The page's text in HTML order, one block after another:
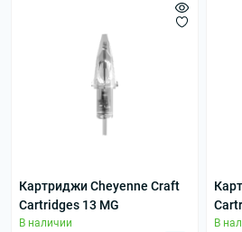
Картриджи Cheyenne Craft
Cartridges 13 MG
В наличии В